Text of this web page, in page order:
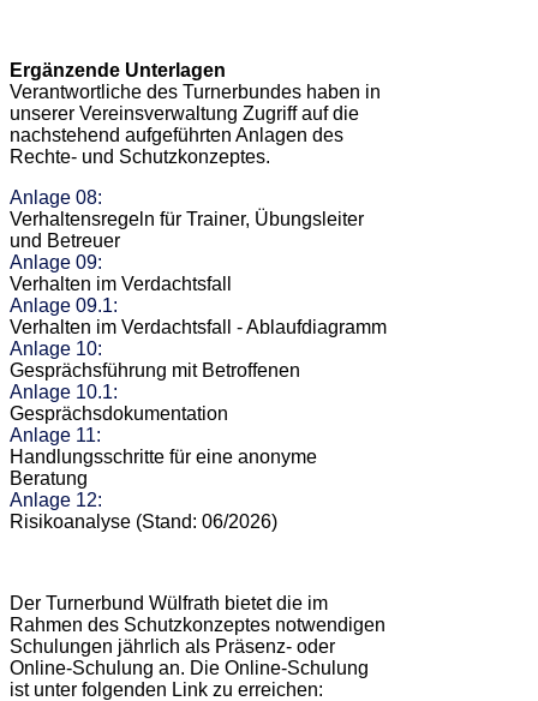
Ergänzende Unterlagen
Verantwortliche des Turnerbundes haben in
unserer Vereinsverwaltung Zugriff auf die
nachstehend aufgeführten Anlagen des
Rechte- und Schutzkonzeptes.
Anlage 08:
Verhaltensregeln für Trainer, Übungsleiter
und Betreuer
Anlage 09:
Verhalten im Verdachtsfall
Anlage 09.1:
Verhalten im Verdachtsfall - Ablaufdiagramm
Anlage 10:
Gesprächsführung mit Betroffenen
Anlage 10.1:
Gesprächsdokumentation
Anlage 11:
Handlungsschritte für eine anonyme
Beratung
Anlage 12:
Risikoanalyse (Stand: 06/2026)
Der Turnerbund Wülfrath bietet die im
Rahmen des Schutzkonzeptes notwendigen
Schulungen jährlich als Präsenz- oder
Online-Schulung an. Die Online-Schulung
ist unter folgenden Link zu erreichen: